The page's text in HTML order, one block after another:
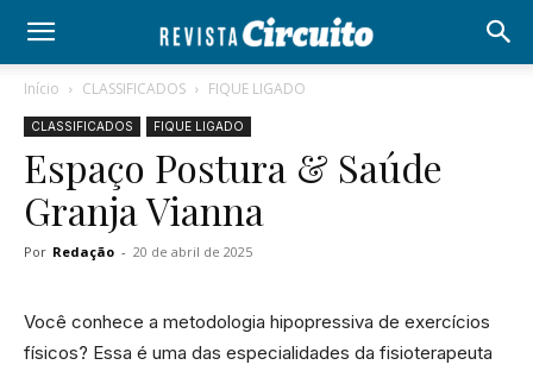
Início CLASSIFICADOS FIQUE LIGADO
CLASSIFICADOS FIQUE LIGADO
Espaço Postura & Saúde
Granja Vianna
Por Redação - 20 de abril de 2025
Você conhece a metodologia hipopressiva de exercícios
físicos? Essa é uma das especialidades da fisioterapeuta